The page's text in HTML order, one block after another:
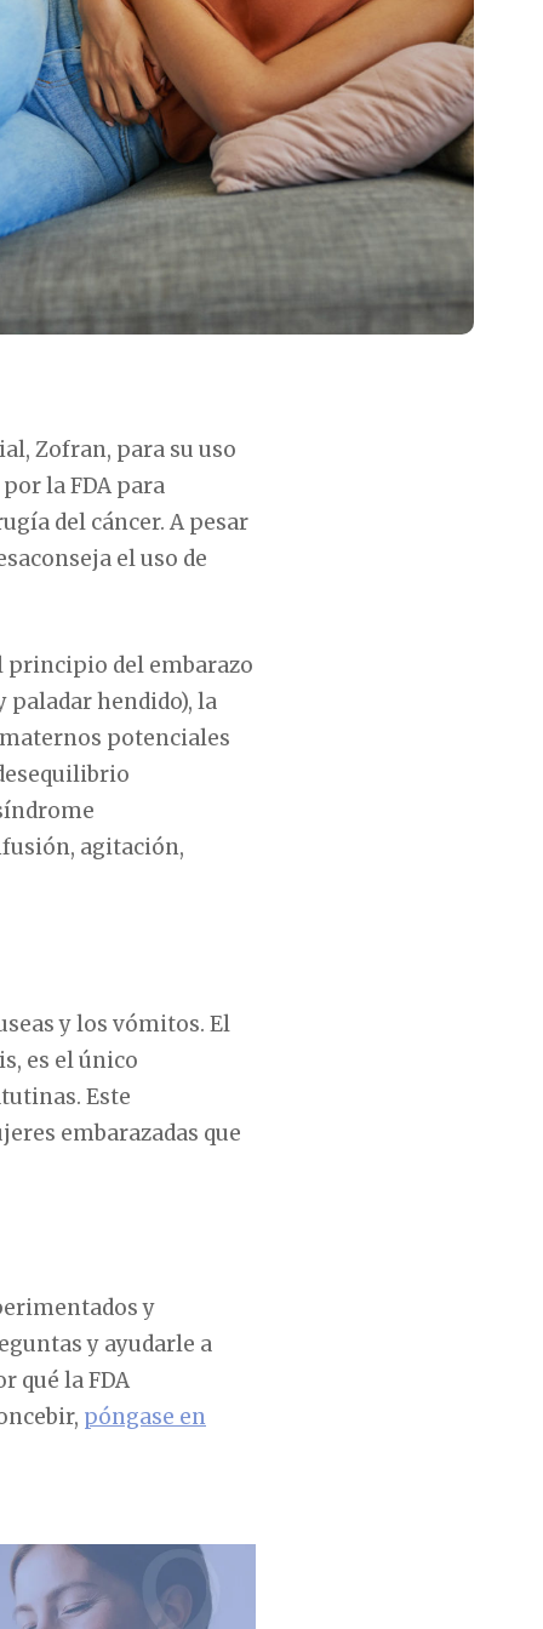
Zofran, para su uso
la FDA para
del cáncer. A pesar
el uso de
principio del embarazo
hendido), la
potenciales
agitación,
y los vómitos. El
es el único
Este
embarazadas que
y
y ayudarle a
qué la FDA
póngase en